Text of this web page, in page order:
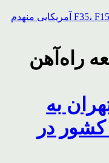
محل استقرار جنگنده های F35، F15، F16 آمریکایی منهدم
راه‌آهن
به
در